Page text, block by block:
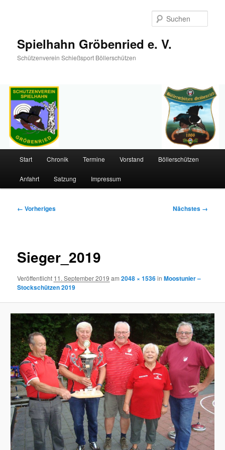
Spielhahn Gröbenried e. V.
Schützenverein Schießsport Böllerschützen
Zum
primären
Start Chronik Termine Vorstand Böllerschützen
Anfahrt Satzung Impressum
Bilder-
← Vorheriges Nächstes →
Sieger_2019
Veröffentlicht 11. September 2019 am2048 × 1536inMoostunier –
Stockschützen 2019